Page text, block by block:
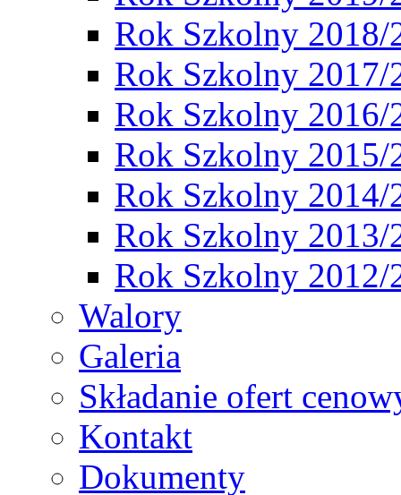
Rok Szkolny 2018/
Rok Szkolny 2017/
Rok Szkolny 2016/
Rok Szkolny 2015/
Rok Szkolny 2014/
Rok Szkolny 2013/
Rok Szkolny 2012/
Walory
Galeria
Składanie ofert
Kontakt
Dokumenty